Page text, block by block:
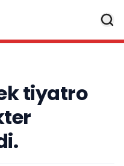
tiyatro